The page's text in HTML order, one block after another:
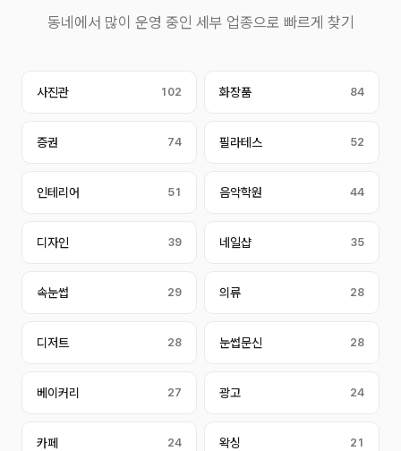
동네에서 많이 운영 중인 세부 업종으로 빠르게 찾기
사진관 102 화장품 84
증권 74 필라테스 52
인테리어 51 음악학원 44
디자인 39 네일샵 35
속눈썹 29 의류 28
디저트 28 눈썹문신 28
베이커리 27 광고 24
카페 24 왁싱 21